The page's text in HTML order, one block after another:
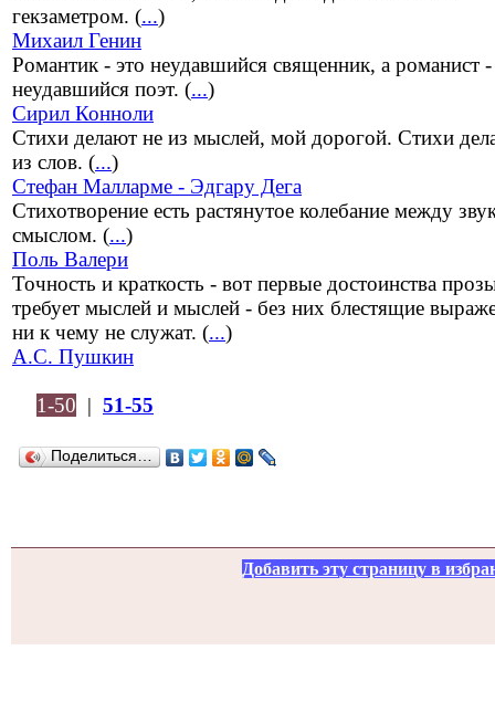
гекзаметром. (...)
Михаил Генин
Романтик - это неудавшийся священник, а романист -
неудавшийся поэт. (...)
Сирил Конноли
Стихи делают не из мыслей, мой дорогой. Стихи
из слов. (...)
Стефан Малларме - Эдгару Дега
Стихотворение есть растянутое колебание между
смыслом. (...)
Поль Валери
Точность и краткость - вот первые достоинства
требует мыслей и мыслей - без них блестящие
ни к чему не служат. (...)
А.С. Пушкин
1-50 | 51-55
Поделиться…
Добавить эту страницу в